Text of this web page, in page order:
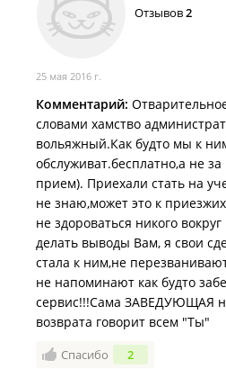
крохи, можно и потерпеть.
"отварительном общении и
это при том, что обслуживают
роддоме, а не ресторан, и
должен и правильно делает,
не нужно путать, здесь вы не
пусть и платите (кстати
деньги) за оказание вам
общем, осталась всем
врачам-специалистам, со
беременностью снова сюда:)
Отзывов2
25 мая 2016 г.
Комментарий:
словами хамство
вольяжный.Как будто мы к
обслуживат.бесплатно,а не
прием). Приехали стать на
не знаю,может это к
не здороваться никого
делать выводы Вам, я свои
стала к ним,не
не напоминают как будто
сервис!!!Сама ЗАВЕДУЮЩАЯ
возврата говорит всем "Ты"
Спасибо 2